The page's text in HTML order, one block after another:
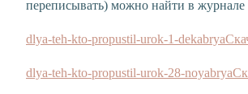
переписывать) можно найти в журнале
dlya-teh-kto-propustil-urok-1-dekabrya
dlya-teh-kto-propustil-urok-28-noyabrya